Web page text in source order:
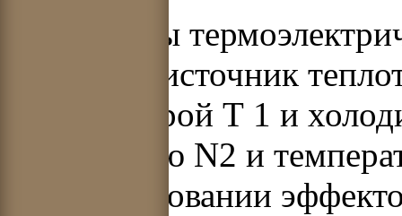
Для работы
требуется источник
температурой Т 1 и
мощностью N2 и
на использовании